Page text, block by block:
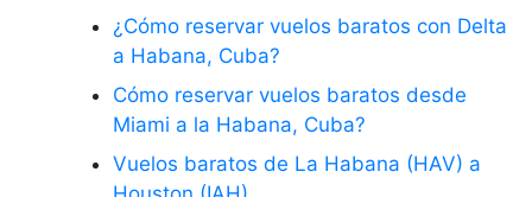
¿Cómo reservar vuelos baratos con Delta
a Habana, Cuba?
Cómo reservar vuelos baratos desde
Miami a la Habana, Cuba?
Vuelos baratos de La Habana (HAV) a